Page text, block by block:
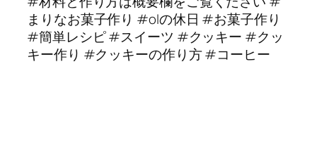
まりなお菓子作り #olの休日 #お菓子作り
#簡単レシピ #スイーツ #クッキー #クッ
キー作り #クッキーの作り方 #コーヒー